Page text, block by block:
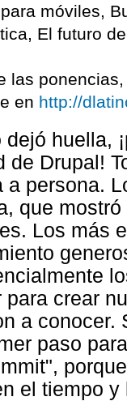
móviles,
El futuro
las
en http://
huella,
de Drupal!
persona.
que
Los más
crear
a conocer.
paso
el tiempo